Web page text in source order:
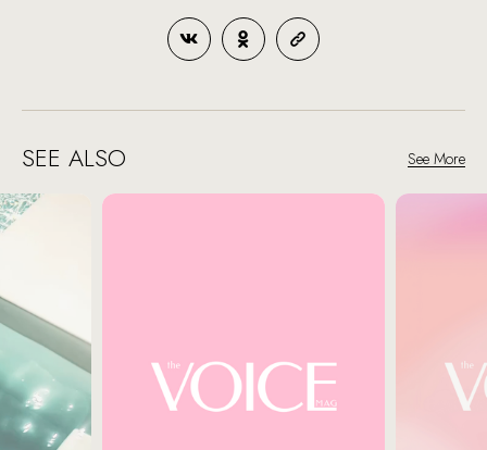
SEE ALSO See More